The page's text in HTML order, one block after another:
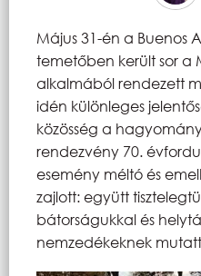
Május 31-én a Buenos
temetőben került sor a
alkalmából rendezett
idén különleges
közösség a
rendezvény 70.
esemény méltó és
zajlott: együtt
bátorságukkal és
nemzedékeknek